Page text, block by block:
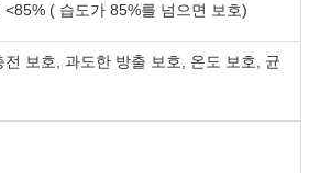
<85% ( 습도가 85%를 넘으면 보호)
전 보호, 과도한 방출 보호, 온도 보호, 균